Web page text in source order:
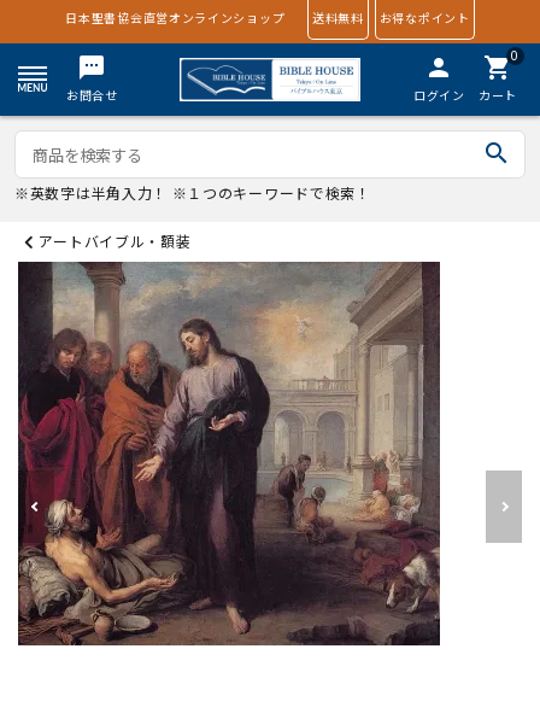
日本聖書協会直営オンラインショップ 送料無料 お得なポイント
textsms
お問合せ
person
ログイン
0
shopping_cart
カート
search
※英数字は半角入力！ ※１つのキーワードで検索！
アートバイブル・額装